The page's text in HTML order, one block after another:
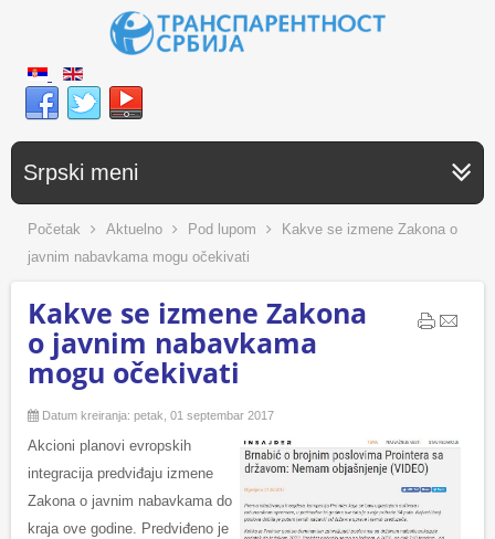
Srpski meni
Početak Aktuelno Pod lupom
Kakve se izmene Zakona o
javnim nabavkama mogu očekivati
Kakve se izmene Zakona
o javnim nabavkama
mogu očekivati
Datum kreiranja: petak, 01 septembar 2017
Akcioni planovi evropskih
integracija predviđaju izmene
Zakona o javnim nabavkama do
kraja ove godine. Predviđeno je